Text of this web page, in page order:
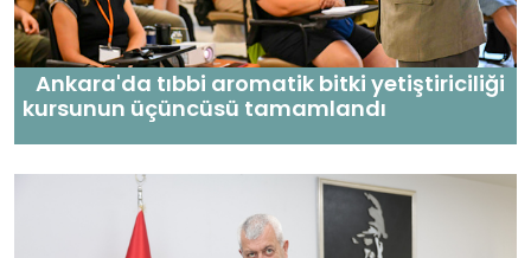
Ankara'da tıbbi aromatik bitki yetiştiriciliği
kursunun üçüncüsü tamamlandı